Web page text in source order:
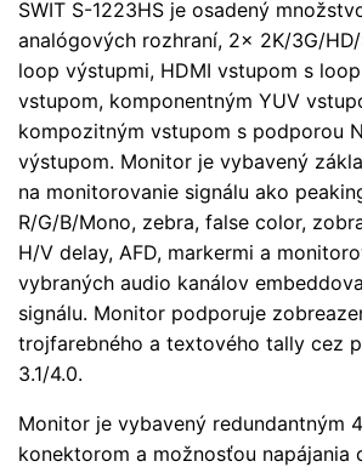
SWIT S-1223HS je osadený
analógových rozhraní, 2x 2K/3G/
loop výstupmi, HDMI vstupom s
vstupom, komponentným YUV
kompozitným vstupom s podporou
výstupom. Monitor je vybavený
na monitorovanie signálu ako
R/G/B/Mono, zebra, false color,
H/V delay, AFD, markermi a
vybraných audio kanálov
signálu. Monitor podporuje
trojfarebného a textového tally cez
3.1/4.0.
Monitor je vybavený redundantným
konektorom a možnosťou napájania